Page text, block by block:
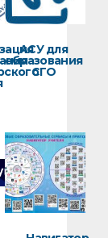
АСУ для
образования
СГО